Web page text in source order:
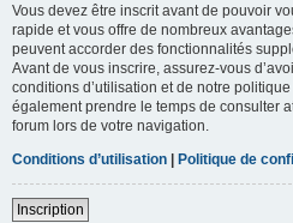
Vous devez être inscrit avant de pouvoir
rapide et vous offre de nombreux
peuvent accorder des fonctionnalités
Avant de vous inscrire, assurez-vous
conditions d’utilisation et de notre
également prendre le temps de consulter
forum lors de votre navigation.
Conditions d’utilisation | Politique de
Inscription